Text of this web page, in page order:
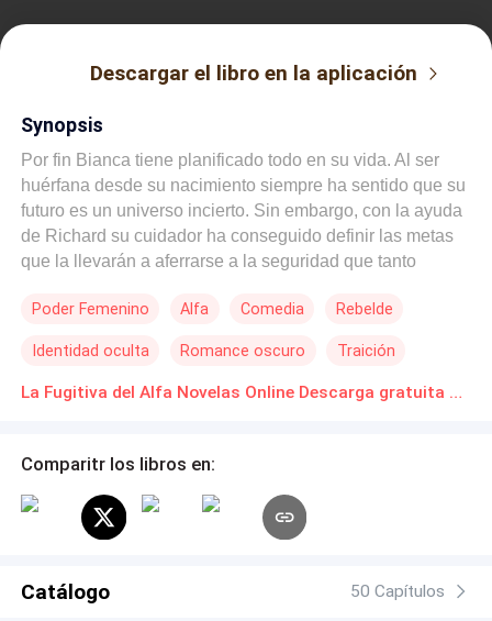
Descargar el libro en la aplicación
Synopsis
Por fin Bianca tiene planificado todo en su vida. Al ser
huérfana desde su nacimiento siempre ha sentido que su
futuro es un universo incierto. Sin embargo, con la ayuda
de Richard su cuidador ha conseguido definir las metas
que la llevarán a aferrarse a la seguridad que tanto
pues es raptada cuando acompaña a unos amigos al club
de nombre Kieran, en compañía de sus amigos que lo
adoran como si fuera un dios. Este la lleva a una manada
Einar, quien es el causante de todos los padecimientos
cuenta que toda su vida ha sido una gran mentira que la
han convertido en la fugitiva del alfa. Un giro de los
constante y un tórrido romance enmarcan la nueva vida
Poder Femenino Alfa Comedia Rebelde
Identidad oculta Romance oscuro Traición
La Fugitiva del Alfa Novelas Online Descarga gratuita de PDF
Comparitr los libros en:
Catálogo 50 Capítulos